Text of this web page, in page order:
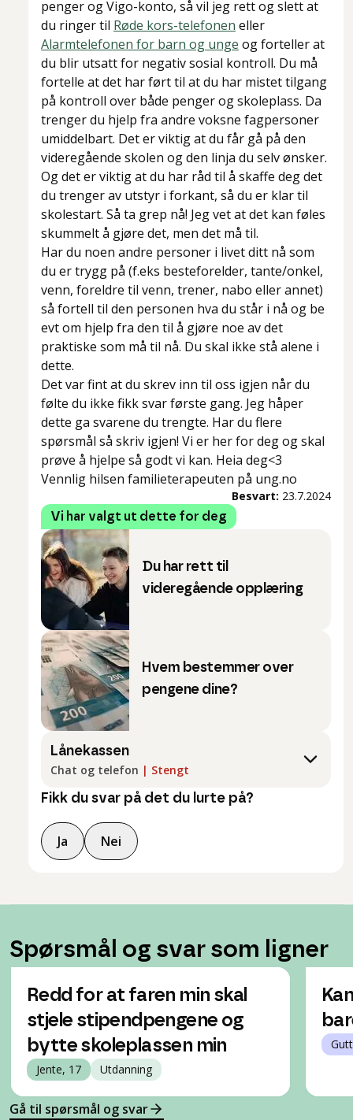
penger og Vigo-konto, så vil jeg rett og slett at
du ringer til Røde kors-telefonen eller
Alarmtelefonen for barn og unge og forteller at
du blir utsatt for negativ sosial kontroll. Du må
fortelle at det har ført til at du har mistet tilgang
på kontroll over både penger og skoleplass. Da
trenger du hjelp fra andre voksne fagpersoner
umiddelbart. Det er viktig at du får gå på den
videregående skolen og den linja du selv ønsker.
Og det er viktig at du har råd til å skaffe deg det
du trenger av utstyr i forkant, så du er klar til
skolestart. Så ta grep nå! Jeg vet at det kan føles
skummelt å gjøre det, men det må til.
Har du noen andre personer i livet ditt nå som
du er trygg på (f.eks besteforelder, tante/onkel,
venn, foreldre til venn, trener, nabo eller annet)
så fortell til den personen hva du står i nå og be
evt om hjelp fra den til å gjøre noe av det
praktiske som må til nå. Du skal ikke stå alene i
dette.
Det var fint at du skrev inn til oss igjen når du
følte du ikke fikk svar første gang. Jeg håper
dette ga svarene du trengte. Har du flere
spørsmål så skriv igjen! Vi er her for deg og skal
prøve å hjelpe så godt vi kan. Heia deg<3
Vennlig hilsen familieterapeuten på ung.no
Besvart: 23.7.2024
Vi har valgt ut dette for deg
Du har rett til
videregående opplæring
Hvem bestemmer over
pengene dine?
Lånekassen
Chat og telefon | Stengt
Fikk du svar på det du lurte på?
Ja Nei
Spørsmål og svar som ligner
Redd for at faren min skal
stjele stipendpengene og
bytte skoleplassen min
Jente, 17 Utdanning
Gå til spørsmål og svar